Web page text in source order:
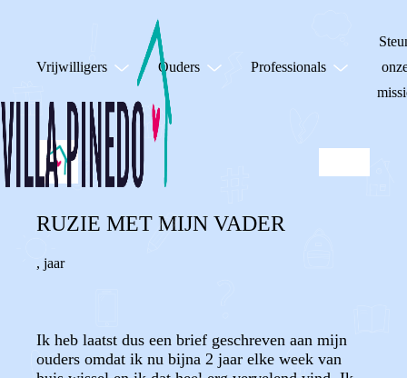
Vrijwilligers Ouders Professionals
RUZIE MET MIJN VADER
, jaar
Ik heb laatst dus een brief geschreven aan mijn
ouders omdat ik nu bijna 2 jaar elke week van